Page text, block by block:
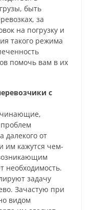
быть
за
на погрузку и
такого режима
помочь вам в их
с
далекого от
им кажутся чем-
необходимость.
задачу
Зачастую при
видом